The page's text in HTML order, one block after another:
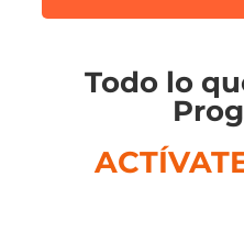
Todo lo